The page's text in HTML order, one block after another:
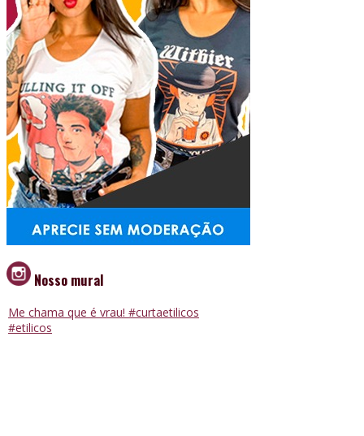
Nosso mural
Me chama que é vrau! #curtaetilicos
#etilicos